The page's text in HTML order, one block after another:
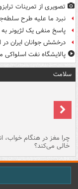
تصویری از تمرینات
نبرد ما علیه طرح
پاسخ منفی یک لژیونر
درخشش جوانان ایران
پالایشگاه نفت
سلامت
چرا مغز در هنگام خواب،
خالی می‌کند؟